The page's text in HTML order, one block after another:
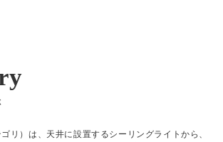
リ）は、天井に設置するシーリングライトから、